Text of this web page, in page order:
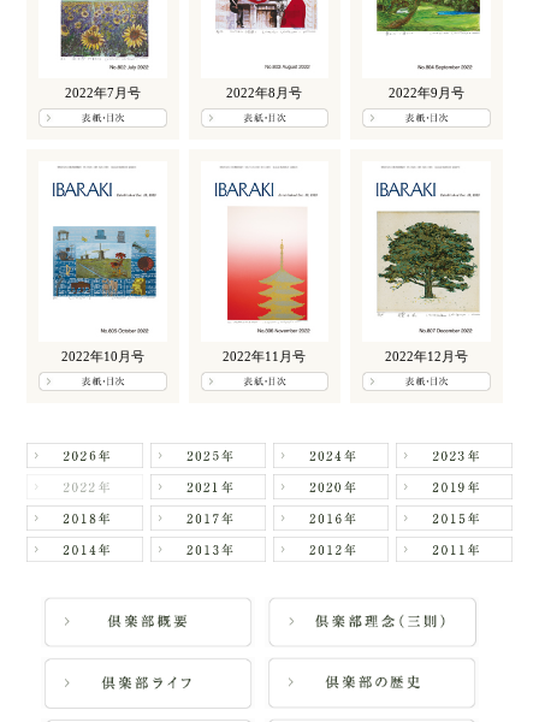
2022年7月号 2022年8月号 2022年9月号
2022年10月号 2022年11月号 2022年12月号